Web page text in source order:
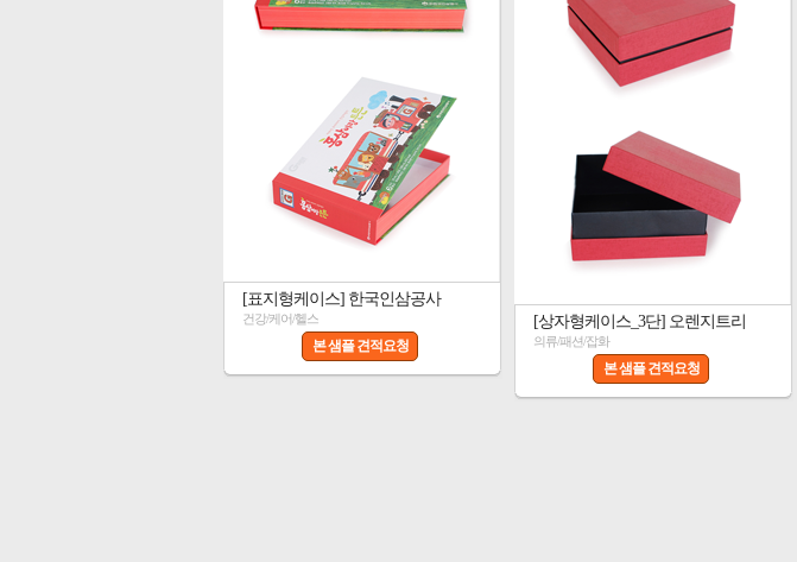
[표지형케이스] 한국인삼공사
건강/케어/헬스
본 샘플 견적요청
[상자형케이스_3단] 오렌지트리
의류/패션/잡화
본 샘플 견적요청